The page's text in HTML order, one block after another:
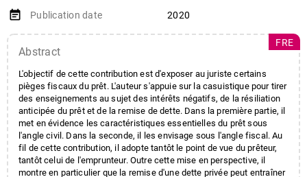
event_note Publication date 2020
Abstract
L'objectif de cette contribution est d'exposer au juriste certains
pièges fiscaux du prêt. L'auteur s'appuie sur la casuistique pour tirer
des enseignements au sujet des intérêts négatifs, de la résiliation
anticipée du prêt et de la remise de dette. Dans la première partie, il
met en évidence les caractéristiques essentielles du prêt sous
l'angle civil. Dans la seconde, il les envisage sous l'angle fiscal. Au
fil de cette contribution, il adopte tantôt le point de vue du prêteur,
tantôt celui de l'emprunteur. Outre cette mise en perspective, il
montre en particulier que la remise d'une dette privée peut entraîner
FRE